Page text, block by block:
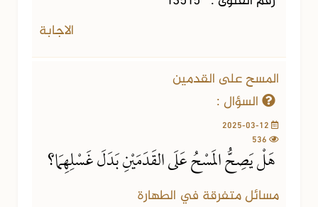
الاجابة
المسح على القدمين
السؤال :
هَلْ يَصِحُّ المَسْحُ عَلَى القَدَمَيْنِ بَدَلَ غَسْلِهِمَا؟
مسائل متفرقة في الطهارة